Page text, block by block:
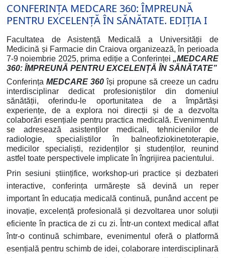
CONFERINȚA MEDCARE 360: ÎMPREUNĂ
PENTRU EXCELENȚĂ ÎN SĂNĂTATE. EDIȚIA I
Facultatea de Asistență Medicală a Universității de
Medicină și Farmacie din Craiova organizează, în perioada
7-9 noiembrie 2025, prima ediție a Conferinței „MEDCARE
360: ÎMPREUNĂ PENTRU EXCELENȚĂ ÎN SĂNĂTATE”
Conferința MEDCARE 360 își propune să creeze un cadru
interdisciplinar dedicat profesioniștilor din domeniul
sănătății, oferindu-le oportunitatea de a împărtăși
experiențe, de a explora noi direcții și de a dezvolta
colaborări esențiale pentru practica medicală. Evenimentul
se adresează asistenților medicali, tehnicienilor de
radiologie, specialiștilor în balneofiziokinetoterapie,
medicilor specialiști, rezidenților și studenților, reunind
astfel toate perspectivele implicate în îngrijirea pacientului.
Prin sesiuni științifice, workshop-uri practice și dezbateri
interactive, conferința urmărește să devină un reper
important în educația medicală continuă, punând accent pe
inovație, excelență profesională și dezvoltarea unor soluții
eficiente în practica de zi cu zi. Într-un context medical aflat
într-o continuă schimbare, evenimentul oferă o platformă
esențială pentru schimb de idei, colaborare interdisciplinară